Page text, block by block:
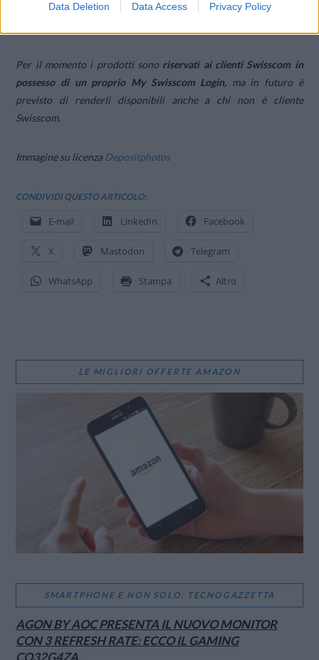
Data Deletion Data Access Privacy Policy
online in pochi clic, oltre a modificare la franchigia con
Per il momento i prodotti sono riservati ai clienti Swisscom in
possesso di un proprio My Swisscom Login, ma in futuro è
previsto di renderli disponibili anche a chi non è cliente
Swisscom.
Immagine su licenza Depositphotos
CONDIVIDI QUESTO ARTICOLO:
E-mail LinkedIn Facebook
X Mastodon Telegram
WhatsApp Stampa Altro
LE MIGLIORI OFFERTE AMAZON
SMARTPHONE E NON SOLO: TECNOGAZZETTA
AGON BY AOC PRESENTA IL NUOVO MONITOR
CON 3 REFRESH RATE: ECCO IL GAMING
CQ32G4ZA